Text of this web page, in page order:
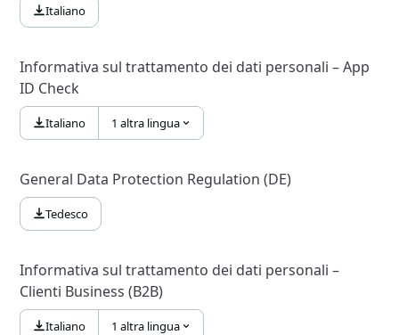
Italiano
Informativa sul trattamento dei dati personali – App
ID Check
Italiano 1 altra lingua
General Data Protection Regulation (DE)
Tedesco
Informativa sul trattamento dei dati personali –
Clienti Business (B2B)
Italiano 1 altra lingua